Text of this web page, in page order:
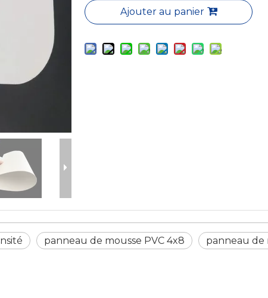
Ajouter au panier
panneau de mousse PVC 4x8 panneau de